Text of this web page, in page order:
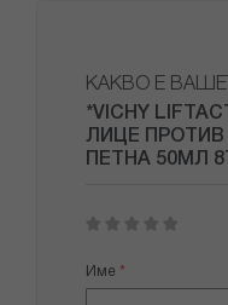
КАКВО Е
*VICHY
ЛИЦЕ ПРОТИВ
ПЕТНА 50МЛ
star
stars
stars
stars
stars
Име